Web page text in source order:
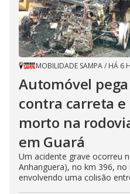
MOBILIDADE SAMPA/ HÁ 6
Automóvel
contra carreta
morto na
em Guará
Um acidente grave ocorreu
Anhanguera), no km 396, no
envolvendo uma colisão